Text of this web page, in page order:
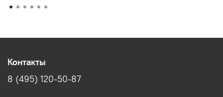
Контакты
8 (495) 120-50-87